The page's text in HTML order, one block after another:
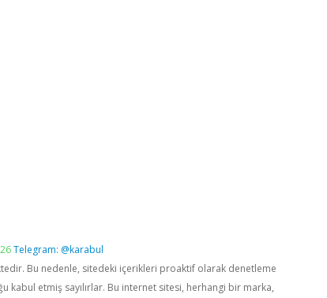
Telegram: @karabul
Bu nedenle, sitedeki içerikleri proaktif olarak denetleme
kabul etmiş sayılırlar. Bu internet sitesi, herhangi bir marka,